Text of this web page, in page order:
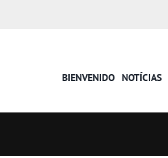
BIENVENIDO NOTÍCIAS